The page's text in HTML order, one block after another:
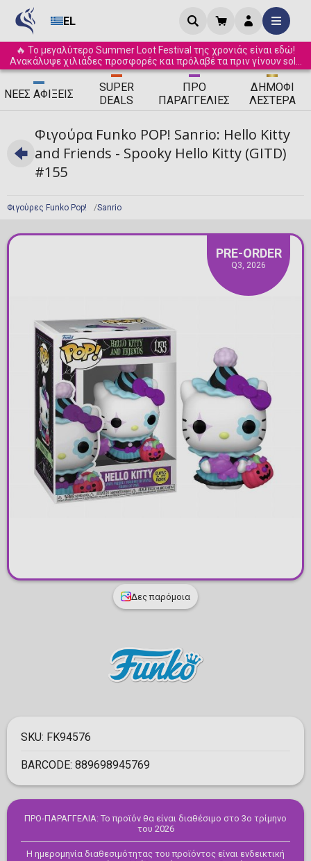
EL
🔥 Το μεγαλύτερο Summer Loot Festival της χρονιάς είναι εδώ!
Ανακάλυψε χιλιάδες προσφορές και πρόλαβέ τα πριν γίνουν sold
out! ☀️
ΝΈΕΣ ΑΦΊΞΕΙΣ
SUPER
DEALS
ΠΡΟ
ΠΑΡΑΓΓΕΛΊΕΣ
ΔΗΜΟΦΙ
ΛΈΣΤΕΡΑ
Φιγούρες Funko Pop! Sanrio
Φιγούρα Funko POP! Sanrio: Hello Kitty
and Friends - Spooky Hello Kitty (GITD)
#155
PRE-ORDER
Q3, 2026
Δες παρόμοια
SKU: FK94576
BARCODE: 889698945769
ΠΡΟ-ΠΑΡΑΓΓΕΛΙΑ: Το προϊόν θα είναι διαθέσιμο στο 3ο τρίμηνο
του 2026
Η ημερομηνία διαθεσιμότητας του προϊόντος είναι ενδεικτική